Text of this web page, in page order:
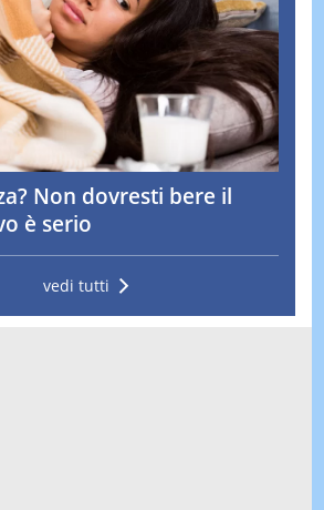
Non dovresti bere il
è serio
vedi tutti